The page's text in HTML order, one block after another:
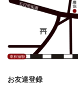
お友達登録